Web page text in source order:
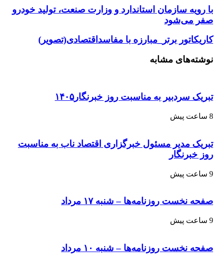
با رویه سازمان استاندارد و وزارت صنعت، تولید خودرو
صفر می‌شود
کاریکاتور برتر_مبارزه با مفاسداقتصادی(تصویر)
نوشته‌های مشابه
تبریک سردبیر به مناسبت روز خبرنگار۱۴۰۵
8 ساعت پیش
تبریک مدیر مسئول خبرگزاری اقتصاد ناب به مناسبت
روز خبرنگار
9 ساعت پیش
صفحه نخست روزنامه‌ها – شنبه ۱۷ مرداد
9 ساعت پیش
صفحه نخست روزنامه‌ها – شنبه ۱۰ مرداد